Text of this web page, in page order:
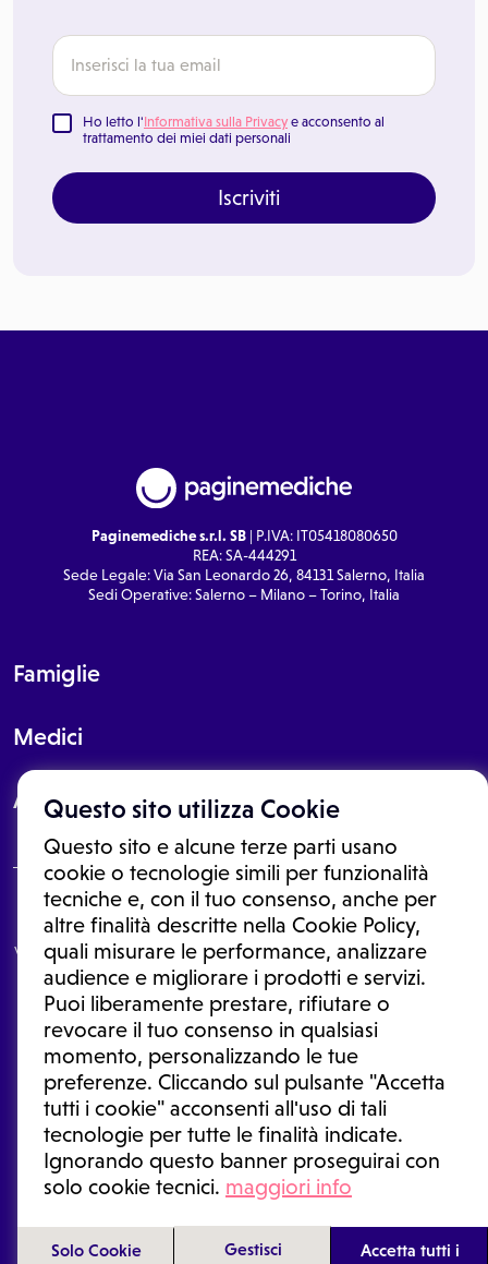
Questo sito utilizza Cookie
Questo sito e alcune terze parti usano
cookie o tecnologie simili per funzionalità
tecniche e, con il tuo consenso, anche per
altre finalità descritte nella Cookie Policy,
quali misurare le performance, analizzare
audience e migliorare i prodotti e servizi.
Puoi liberamente prestare, rifiutare o
revocare il tuo consenso in qualsiasi
momento, personalizzando le tue
preferenze. Cliccando sul pulsante "Accetta
tutti i cookie" acconsenti all'uso di tali
tecnologie per tutte le finalità indicate.
Ignorando questo banner proseguirai con
solo cookie tecnici. maggiori info
Solo Cookie Gestisci Accetta tutti i
Ho letto l'Informativa sulla Privacy e acconsento al
trattamento dei miei dati personali
Iscriviti
Paginemediche s.r.l. SB| P.IVA: IT05418080650
REA: SA-444291
Sede Legale: Via San Leonardo 26, 84131 Salerno, Italia
Sedi Operative: Salerno – Milano – Torino, Italia
Famiglie
Medici
About
Le informazioni proposte in questo sito non sono un consulto medico.
In nessun caso, queste informazioni sostituiscono un consulto, una
visita o una diagnosi formulata dal medico. Non si devono considerare
le informazioni disponibili come suggerimenti per la formulazione di
una diagnosi, la determinazione di un trattamento o l'assunzione o
sospensione di un farmaco senza prima consultare un medico di
medicina generale o uno specialista.
Condizioni di utilizzo|Privacy Policy |Gestione cookie
Ⓒ 2025 | Tutti i diritti riservati.